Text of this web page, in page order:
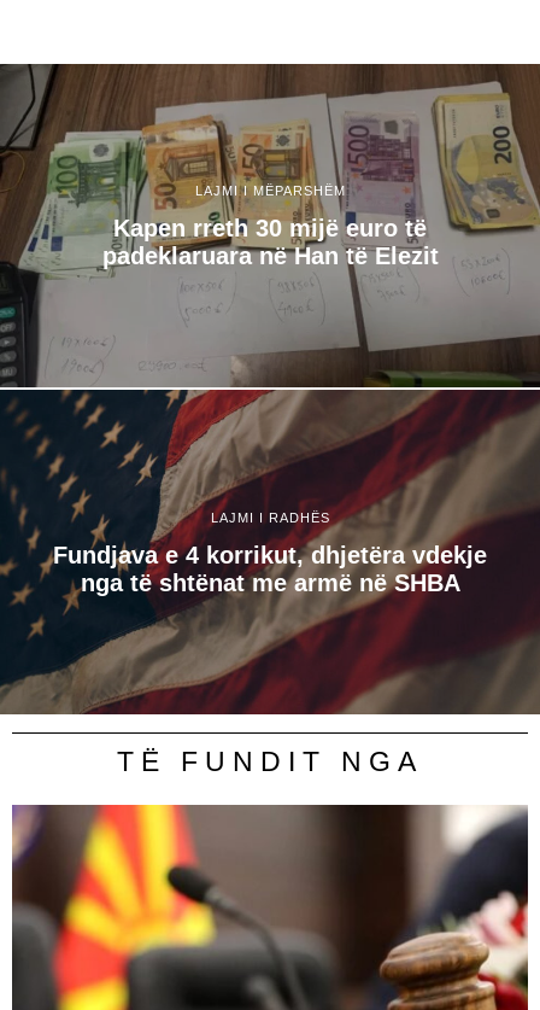
LAJMI I MËPARSHËM
Kapen rreth 30 mijë euro të
padeklaruara në Han të Elezit
LAJMI I RADHËS
Fundjava e 4 korrikut, dhjetëra vdekje
nga të shtënat me armë në SHBA
TË FUNDIT NGA